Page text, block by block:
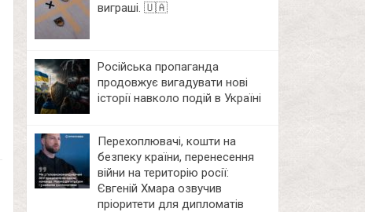
виграші. 🇺🇦
Російська пропаганда
продовжує вигадувати нові
історії навколо подій в Україні
Перехоплювачі, кошти на
безпеку країни, перенесення
війни на територію росії:
Євгеній Хмара озвучив
пріоритети для дипломатів